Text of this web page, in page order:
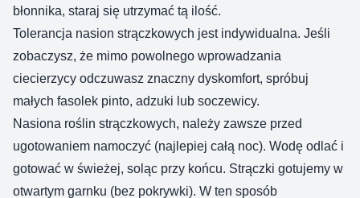
błonnika, staraj się utrzymać tą ilość.
Tolerancja nasion strączkowych jest indywidualna. Jeśli
zobaczysz, że mimo powolnego wprowadzania
ciecierzycy odczuwasz znaczny dyskomfort, spróbuj
małych fasolek pinto, adzuki lub soczewicy.
Nasiona roślin strączkowych, należy zawsze przed
ugotowaniem namoczyć (najlepiej całą noc). Wodę odlać i
gotować w świeżej, soląc przy końcu. Strączki gotujemy w
otwartym garnku (bez pokrywki). W ten sposób